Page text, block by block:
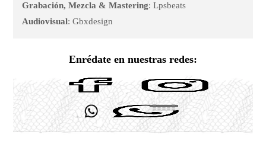
Grabación, Mezcla & Mastering: Lpsbeats
Audiovisual: Gbxdesign
Enrédate en nuestras redes: